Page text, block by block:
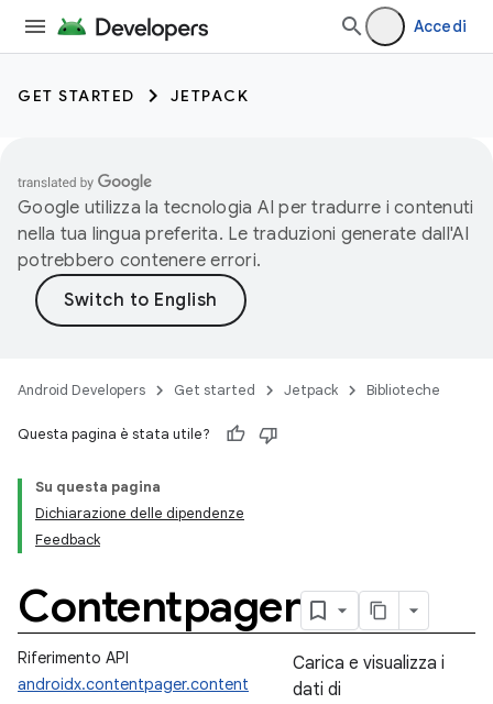
Accedi
GET STARTED JETPACK
Google utilizza la tecnologia AI per tradurre i contenuti
nella tua lingua preferita. Le traduzioni generate dall'AI
potrebbero contenere errori.
Android Developers Get started Jetpack Biblioteche
Questa pagina è stata utile?
Su questa pagina
Dichiarazione delle dipendenze
Feedback
Contentpager
Riferimento API
androidx.contentpager.content
Carica e visualizza i
dati di